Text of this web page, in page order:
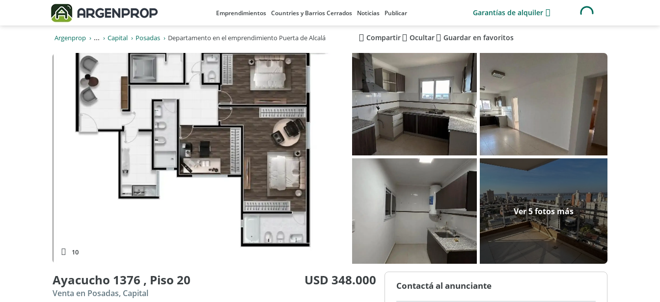
Emprendimientos Countries y Barrios Cerrados Noticias Publicar Garantías de alquiler
Argenprop ... Capital Posadas Departamento en el emprendimiento Puerta de Alcalá Compartir Ocultar Guardar en favoritos
Ver 5 fotos más
10
Ayacucho 1376 , Piso 20 USD 348.000
Venta en Posadas, Capital
Contactá al anunciante